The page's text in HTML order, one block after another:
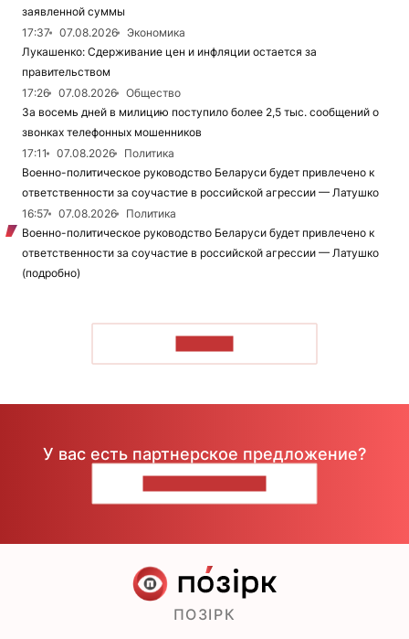
заявленной суммы
17:37
07.08.2026
Экономика
Лукашенко: Сдерживание цен и инфляции остается за
правительством
17:26
07.08.2026
Общество
За восемь дней в милицию поступило более 2,5 тыс. сообщений о
звонках телефонных мошенников
17:11
07.08.2026
Политика
Военно-политическое руководство Беларуси будет привлечено к
ответственности за соучастие в российской агрессии — Латушко
16:57
07.08.2026
Политика
Военно-политическое руководство Беларуси будет привлечено к
ответственности за соучастие в российской агрессии — Латушко
(подробно)
У вас есть партнерское предложение?
ПОЗІРК